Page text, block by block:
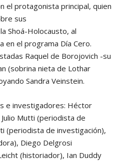
el protagonista principal, quien
sus
Shoá-Holocausto, al
en el programa Día Cero.
Raquel de Borojovich -su
(sobrina nieta de Lothar
Sandra Veinstein.
e investigadores: Héctor
Mutti (periodista de
(periodista de investigación),
Diego Delgrosi
(historiador), Ian Duddy